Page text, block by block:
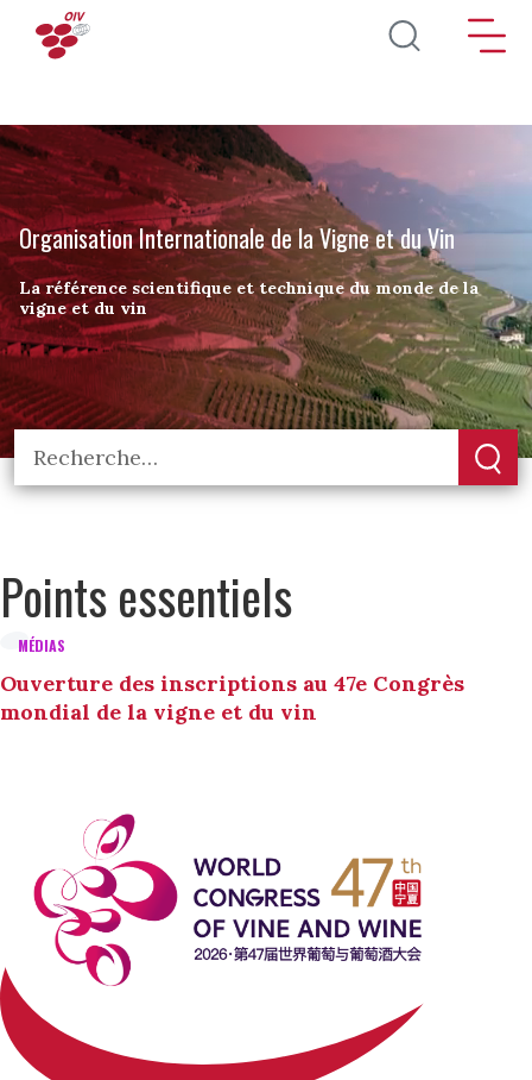
Aller au contenu principal
Organisation Internationale de la Vigne et du Vin
La référence scientifique et technique du monde de la
vigne et du vin
Points essentiels
MÉDIAS
Ouverture des inscriptions au 47e Congrès
mondial de la vigne et du vin